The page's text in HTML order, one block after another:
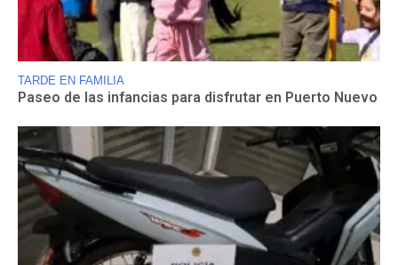
TARDE EN FAMILIA
Paseo de las infancias para disfrutar en Puerto Nuevo